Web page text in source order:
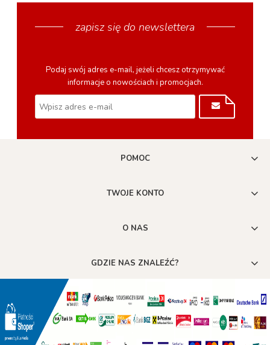
zapisz się do newslettera
Podaj swój adres e-mail, jeżeli chcesz otrzymywać
informacje o nowościach i promocjach.
POMOC
TWOJE KONTO
O NAS
GDZIE NAS ZNALEŹĆ?